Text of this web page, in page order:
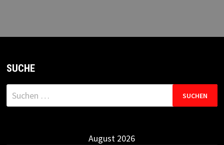
SUCHE
Suchen
nach:
August 2026